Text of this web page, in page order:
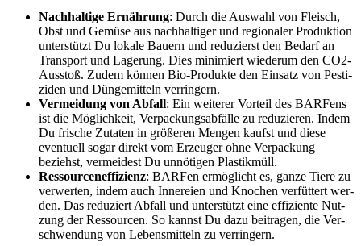
Nach­hal­ti­ge Ernäh­rung: Durch die Aus­wahl von Fleisch,
Obst und Gemü­se aus nach­hal­ti­ger und regio­na­ler Pro­duk­ti­on
unter­stützt Du loka­le Bau­ern und redu­zierst den Bedarf an
Trans­port und Lage­rung. Dies mini­miert wie­der­um den CO2-
Aus­stoß. Zudem kön­nen Bio-Pro­duk­te den Ein­satz von Pes­ti­
zi­den und Dün­ge­mit­teln ver­rin­gern.
Ver­mei­dung von Abfall: Ein wei­te­rer Vor­teil des BAR­Fens
ist die Mög­lich­keit, Ver­pa­ckungs­ab­fäl­le zu redu­zie­ren. Indem
Du fri­sche Zuta­ten in grö­ße­ren Men­gen kaufst und die­se
even­tu­ell sogar direkt vom Erzeu­ger ohne Ver­pa­ckung
beziehst, ver­mei­dest Du unnö­ti­gen Plas­tik­müll.
Res­sour­cen­ef­fi­zi­enz: BAR­Fen ermög­licht es, gan­ze Tie­re zu
ver­wer­ten, indem auch Inne­rei­en und Kno­chen ver­füt­tert wer­
den. Das redu­ziert Abfall und unter­stützt eine effi­zi­en­te Nut­
zung der Res­sour­cen. So kannst Du dazu bei­tra­gen, die Ver­
schwen­dung von Lebens­mit­teln zu ver­rin­gern.